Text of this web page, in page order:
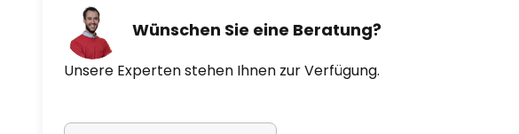
Wünschen Sie eine Beratung?
Unsere Experten stehen Ihnen zur Verfügung.